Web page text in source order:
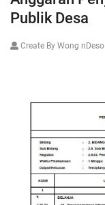
Publik Desa
Create By Wong nDeso